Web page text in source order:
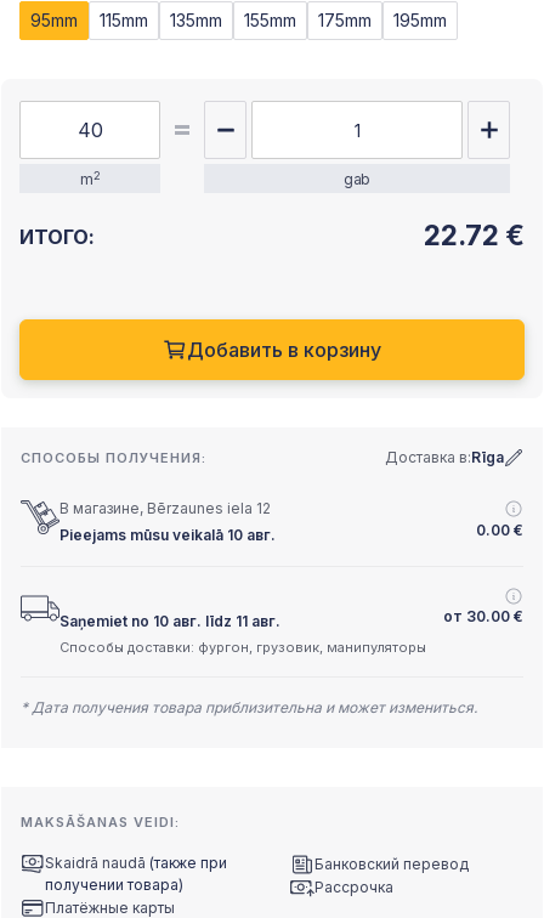
95mm 115mm 135mm 155mm 175mm 195mm
m2 gab
ИТОГО: 22.72 €
Добавить в корзину
СПОСОБЫ ПОЛУЧЕНИЯ: Доставка в:Rīga
В магазине, Bērzaunes iela 12
Pieejams mūsu veikalā 10 авг.
0.00 €
Saņemiet no 10 авг. līdz 11 авг. от 30.00 €
Способы доставки: фургон, грузовик, манипуляторы
* Дата получения товара приблизительна и может измениться.
MAKSĀŠANAS VEIDI:
Skaidrā naudā (также при
получении товара)
Платёжные карты
Банковский перевод
Рассрочка